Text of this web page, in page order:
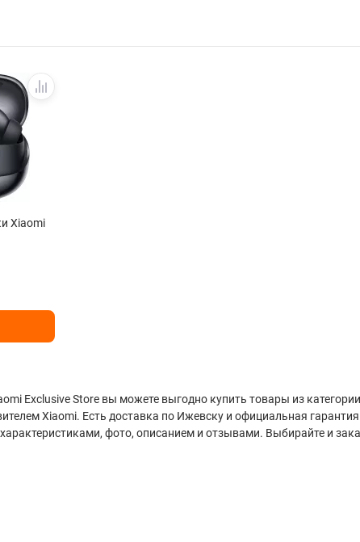
Xiaomi
Exclusive Store вы можете выгодно купить товары из
Xiaomi. Есть доставка по Ижевску и официальная
фото, описанием и отзывами. Выбирайте и